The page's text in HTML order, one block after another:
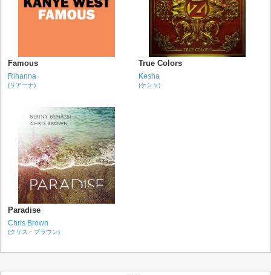
Famous
Rihanna
(リアーナ)
True Colors
Kesha
(ケシャ)
Paradise
Chris Brown
(クリス・ブラウン)